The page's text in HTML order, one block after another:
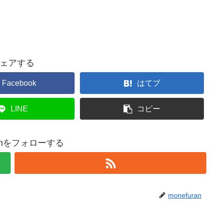
アする
Facebook はてブ
LINE コピー
をフォローする
monefuran